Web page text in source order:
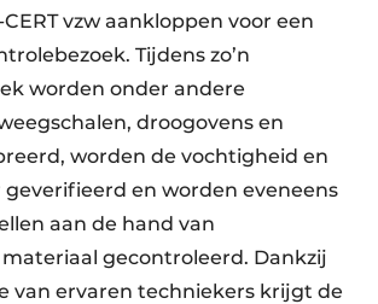
vzw aankloppen voor een
Tijdens zo’n
worden onder andere
droogovens en
worden de vochtigheid en
en worden eveneens
aan de hand van
gecontroleerd. Dankzij
van ervaren techniekers krijgt de